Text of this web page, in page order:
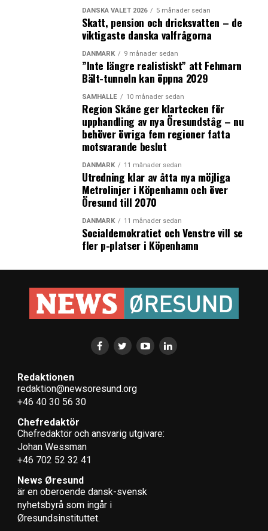
medfinansieras av Interreg ÖKS.
Ny kvartalsstatistik: Öresundspendlingen upp nio
Öresundsbron slog fem trafikrekord
DANSKA VALET 2026 5 månader sedan
Skatt, pension och dricksvatten – de
viktigaste danska valfrågorna
DANMARK 9 månader sedan
”Inte längre realistiskt” att Fehmarn
Bält-tunneln kan öppna 2029
SAMHÄLLE 10 månader sedan
Region Skåne ger klartecken för
upphandling av nya Öresundståg – nu
behöver övriga fem regioner fatta
motsvarande beslut
DANMARK 11 månader sedan
Utredning klar av åtta nya möjliga
Metrolinjer i Köpenhamn och över
Öresund till 2070
DANMARK 11 månader sedan
Socialdemokratiet och Venstre vill se
fler p-platser i Köpenhamn
Redaktionen
redaktion@newsoresund.org
+46 40 30 56 30
Chefredaktör
Chefredaktör och ansvarig utgivare:
Johan Wessman
+46 702 52 32 41
News Øresund
är en oberoende dansk-svensk
nyhets­byrå som ingår i
Øresundsinstituttet.